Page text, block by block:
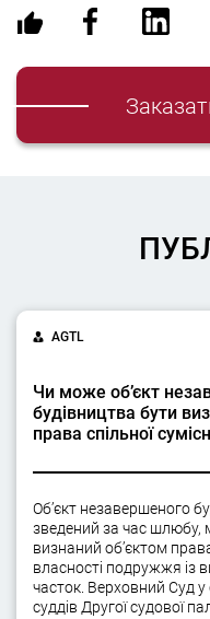
AGTL
Чи може об’єкт
будівництва бути
права спільної
Об’єкт незавершеного
зведений за час шлюбу,
визнаний об’єктом
власності подружжя із
часток. Верховний Суд у
суддів Другої судової